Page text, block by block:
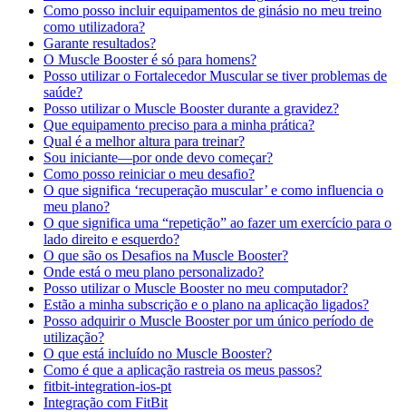
Como posso incluir equipamentos de ginásio no meu treino
como utilizadora?
Garante resultados?
O Muscle Booster é só para homens?
Posso utilizar o Fortalecedor Muscular se tiver problemas de
saúde?
Posso utilizar o Muscle Booster durante a gravidez?
Que equipamento preciso para a minha prática?
Qual é a melhor altura para treinar?
Sou iniciante—por onde devo começar?
Como posso reiniciar o meu desafio?
O que significa ‘recuperação muscular’ e como influencia o
meu plano?
O que significa uma “repetição” ao fazer um exercício para o
lado direito e esquerdo?
O que são os Desafios na Muscle Booster?
Onde está o meu plano personalizado?
Posso utilizar o Muscle Booster no meu computador?
Estão a minha subscrição e o plano na aplicação ligados?
Posso adquirir o Muscle Booster por um único período de
utilização?
O que está incluído no Muscle Booster?
Como é que a aplicação rastreia os meus passos?
fitbit-integration-ios-pt
Integração com FitBit